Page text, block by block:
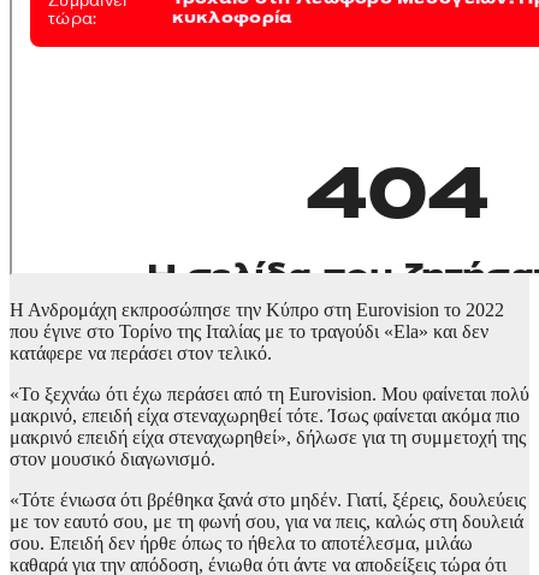
Η Ανδρομάχη εκπροσώπησε την Κύπρο στη Eurovision το 2022
που έγινε στο Τορίνο της Ιταλίας με το τραγούδι «Ela» και δεν
κατάφερε να περάσει στον τελικό.
«Το ξεχνάω ότι έχω περάσει από τη Eurovision. Μου φαίνεται πολύ
μακρινό, επειδή είχα στεναχωρηθεί τότε. Ίσως φαίνεται ακόμα πιο
μακρινό επειδή είχα στεναχωρηθεί», δήλωσε για τη συμμετοχή της
στον μουσικό διαγωνισμό.
«Τότε ένιωσα ότι βρέθηκα ξανά στο μηδέν. Γιατί, ξέρεις, δουλεύεις
με τον εαυτό σου, με τη φωνή σου, για να πεις, καλώς στη δουλειά
σου. Επειδή δεν ήρθε όπως το ήθελα το αποτέλεσμα, μιλάω
καθαρά για την απόδοση, ένιωθα ότι άντε να αποδείξεις τώρα ότι